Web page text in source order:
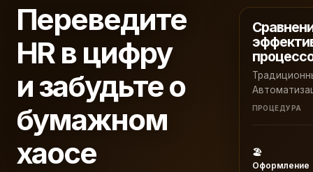
Переведите
HR в цифру
и забудьте о
бумажном
хаосе
ПРОЦЕДУРА
🏖️
Оформление